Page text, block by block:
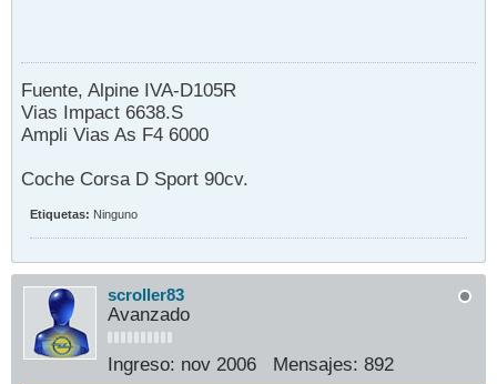
Fuente, Alpine IVA-D105R
Vias Impact 6638.S
Ampli Vias As F4 6000
Coche Corsa D Sport 90cv.
Etiquetas: Ninguno
scroller83
Avanzado
Ingreso: nov 2006 Mensajes: 892